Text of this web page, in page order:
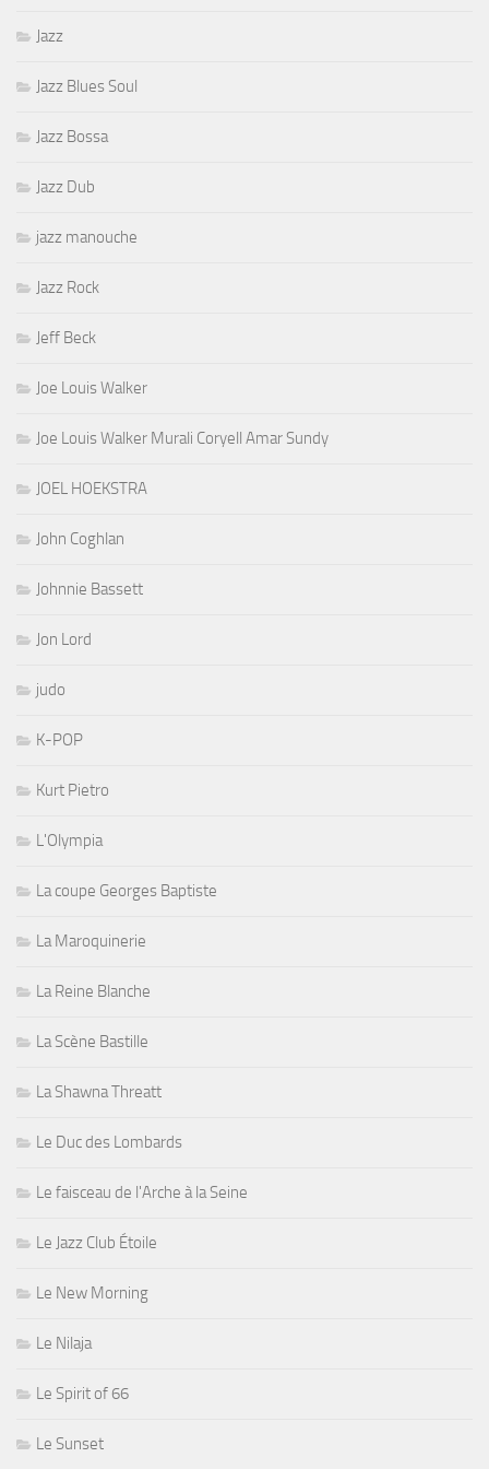
Jazz
Jazz Blues Soul
Jazz Bossa
Jazz Dub
jazz manouche
Jazz Rock
Jeff Beck
Joe Louis Walker
Joe Louis Walker Murali Coryell Amar Sundy
JOEL HOEKSTRA
John Coghlan
Johnnie Bassett
Jon Lord
judo
K-POP
Kurt Pietro
L'Olympia
La coupe Georges Baptiste
La Maroquinerie
La Reine Blanche
La Scène Bastille
La Shawna Threatt
Le Duc des Lombards
Le faisceau de l'Arche à la Seine
Le Jazz Club Étoile
Le New Morning
Le Nilaja
Le Spirit of 66
Le Sunset